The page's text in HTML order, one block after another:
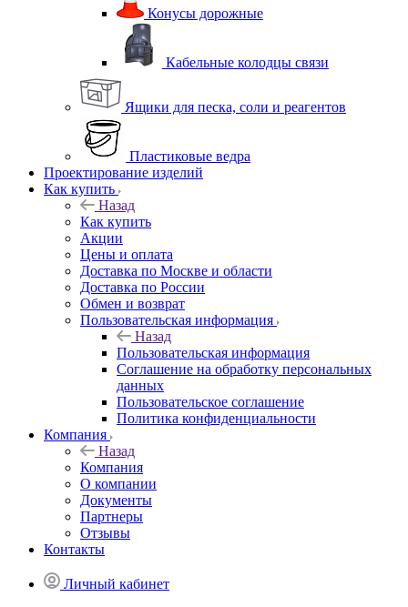
Конусы дорожные
Кабельные колодцы связи
Ящики для песка, соли и реагентов
Пластиковые ведра
Проектирование изделий
Как купить
Назад
Как купить
Акции
Цены и оплата
Доставка по Москве и области
Доставка по России
Обмен и возврат
Пользовательская информация
Назад
Пользовательская информация
Соглашение на обработку персональных
данных
Пользовательское соглашение
Политика конфиденциальности
Компания
Назад
Компания
О компании
Документы
Партнеры
Отзывы
Контакты
Личный кабинет